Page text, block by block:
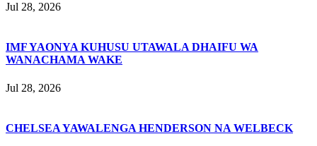
Jul 28, 2026
IMF YAONYA KUHUSU UTAWALA DHAIFU WA
WANACHAMA WAKE
Jul 28, 2026
CHELSEA YAWALENGA HENDERSON NA WELBECK